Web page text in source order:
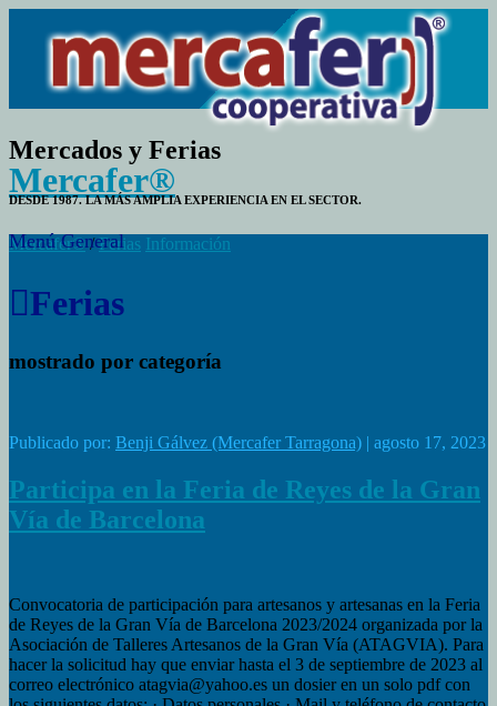
Mercafer®
Menú General
Mercados y Ferias
DESDE 1987. LA MÁS AMPLIA EXPERIENCIA EN EL SECTOR.
Mercafer®/Ferias Información
Ferias
mostrado por categoría
Publicado por: Benji Gálvez (Mercafer Tarragona) | agosto 17, 2023
Participa en la Feria de Reyes de la Gran
Vía de Barcelona
Convocatoria de participación para artesanos y artesanas en la Feria
de Reyes de la Gran Vía de Barcelona 2023/2024 organizada por la
Asociación de Talleres Artesanos de la Gran Vía (ATAGVIA). Para
hacer la solicitud hay que enviar hasta el 3 de septiembre de 2023 al
correo electrónico atagvia@yahoo.es un dosier en un solo pdf con